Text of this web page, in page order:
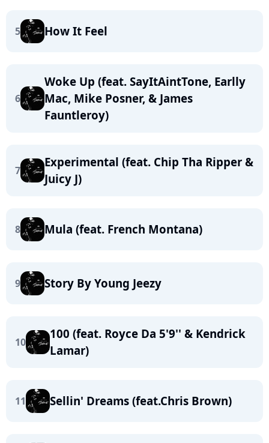
5 How It Feel
6
Woke Up (feat. SayItAintTone, Earlly
Mac, Mike Posner, & James
Fauntleroy)
7
Experimental (feat. Chip Tha Ripper &
Juicy J)
8 Mula (feat. French Montana)
9 Story By Young Jeezy
10
100 (feat. Royce Da 5'9'' & Kendrick
Lamar)
11 Sellin' Dreams (feat.Chris Brown)